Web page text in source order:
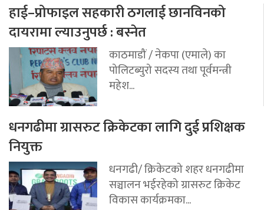
हाई–प्रोफाइल सहकारी ठगलाई छानविनको
दायरामा ल्याउनुपर्छ : बस्नेत
काठमाडौं / नेकपा (एमाले) का
पोलिटब्युरो सदस्य तथा पूर्वमन्त्री
महेश...
धनगढीमा ग्रासरुट क्रिकेटका लागि दुई प्रशिक्षक
नियुक्त
धनगढी/ क्रिकेटको शहर धनगढीमा
सञ्चालन भईरहेको ग्रासरुट क्रिकेट
विकास कार्यक्रमका...